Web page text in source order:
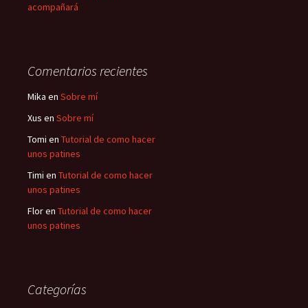
acompañará
Comentarios recientes
Mika en Sobre mí
Xus en Sobre mí
Tomi en Tutorial de como hacer
unos patines
Timi en Tutorial de como hacer
unos patines
Floren Tutorial de como hacer
unos patines
Categorías